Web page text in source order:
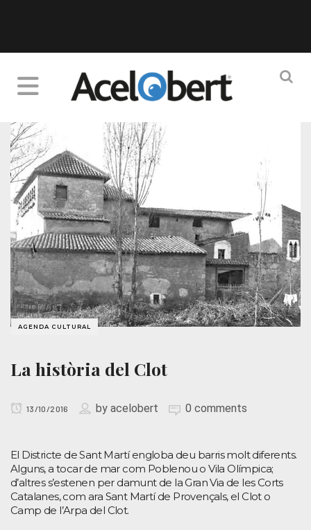
AGENDA CULTURAL
La història del Clot
13/10/2016 by acelobert 0 comments
El Districte de Sant Martí engloba deu barris molt diferents.
Alguns, a tocar de mar com Poblenou o Vila Olímpica;
d’altres s’estenen per damunt de la Gran Via de les Corts
Catalanes, com ara Sant Martí de Provençals, el Clot o
Camp de l’Arpa del Clot.